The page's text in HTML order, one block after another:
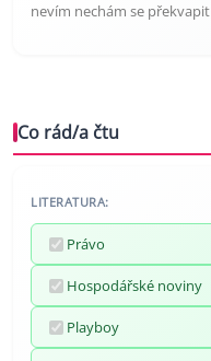
nevím nechám se překvapit
Co rád/a čtu
LITERATURA:
Právo
Hospodářské noviny
Playboy